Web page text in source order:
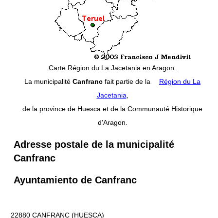
Carte Région du La Jacetania en Aragon.
La municipalité Canfranc fait partie de la
Région du La
Jacetania,
de la province de Huesca et de la Communauté Historique
d'Aragon.
Adresse postale de la municipalité
Canfranc
Ayuntamiento de Canfranc
22880 CANFRANC (HUESCA)